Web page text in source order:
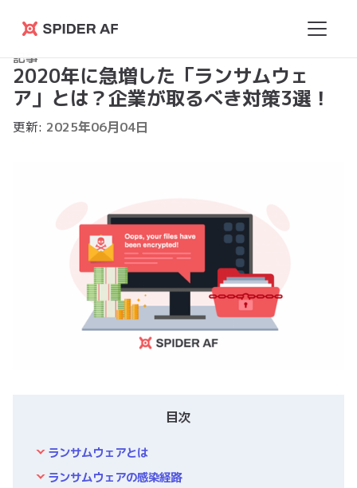
Spider
AF
記事
2020年に急増した「ランサムウェ
ア」とは？企業が取るべき対策3選！
更新: 2025年06月04日
目次
ランサムウェアとは
ランサムウェアの感染経路